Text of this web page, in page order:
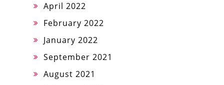
April 2022
February 2022
January 2022
September 2021
August 2021